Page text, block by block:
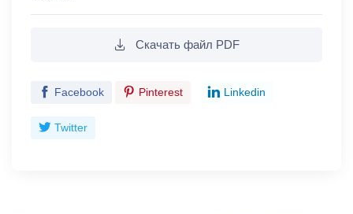
Скачать файл PDF
Facebook Pinterest Linkedin
Twitter